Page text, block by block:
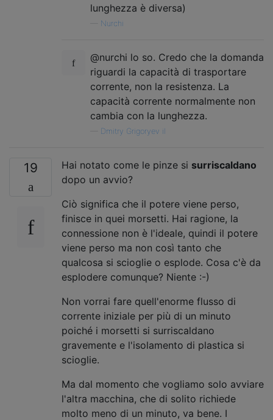
lunghezza è diversa)
Nurchi
@nurchi lo so. Credo che la domanda
riguardi la capacità di trasportare
corrente, non la resistenza. La
capacità corrente normalmente non
cambia con la lunghezza.
Dmitry Grigoryev il
19 Hai notato come le pinze si surriscaldano
dopo un avvio?
Ciò significa che il potere viene perso,
finisce in quei morsetti. Hai ragione, la
connessione non è l'ideale, quindi il potere
viene perso ma non così tanto che
qualcosa si scioglie o esplode. Cosa c'è da
esplodere comunque? Niente :-)
Non vorrai fare quell'enorme flusso di
corrente iniziale per più di un minuto
poiché i morsetti si surriscaldano
gravemente e l'isolamento di plastica si
scioglie.
Ma dal momento che vogliamo solo avviare
l'altra macchina, che di solito richiede
molto meno di un minuto, va bene. I